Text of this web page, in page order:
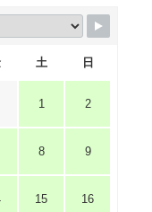
土 日
1 2
8 9
15 16